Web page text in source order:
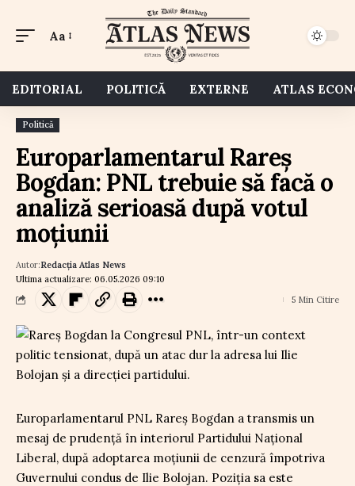
Aa
EDITORIAL POLITICĂ EXTERNE ATLAS
Politică
Europarlamentarul Rareș
Bogdan: PNL trebuie să facă o
analiză serioasă după votul
moțiunii
Ultima actualizare: 06.05.2026 09:10
Autor:Redacția Atlas News
5 Min Citire
Europarlamentarul PNL Rareș Bogdan a transmis un
mesaj de prudență în interiorul Partidului Național
Liberal, după adoptarea moțiunii de cenzură împotriva
Guvernului condus de Ilie Bolojan. Poziția sa este